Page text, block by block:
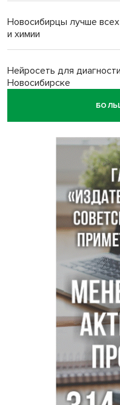
Новосибирцы лучше
и химии
Нейросеть для
Новосибирске